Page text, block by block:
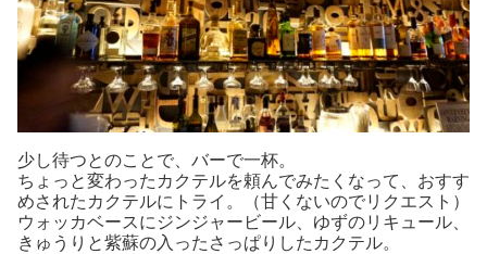
少し待つとのことで、バーで一杯。
ちょっと変わったカクテルを頼んでみたくなって、おすす
めされたカクテルにトライ。（甘くないのでリクエスト）
ウォッカベースにジンジャービール、ゆずのリキュール、
きゅうりと紫蘇の入ったさっぱりしたカクテル。